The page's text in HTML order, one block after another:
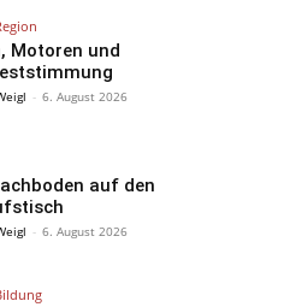
Motoren und
- 6. August 2026
auf den
- 6. August 2026